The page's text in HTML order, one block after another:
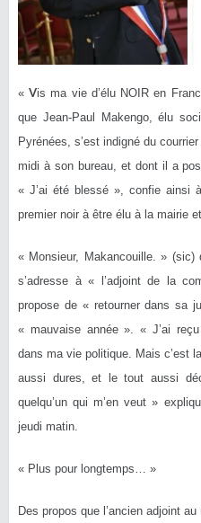
«Vis ma vie d’élu NOIR en
que Jean-Paul Makengo, élu
Pyrénées, s’est indigné du
midi à son bureau, et dont il a
« J’ai été blessé », confie ainsi
premier noir à être élu à la mairie
« Monsieur, Makancouille. »
s’adresse à « l’adjoint de la
propose de « retourner dans sa
« mauvaise année ». « J’ai
dans ma vie politique. Mais c’est
aussi dures, et le tout aussi
quelqu’un qui m’en veut »
jeudi matin.
« Plus pour longtemps… »
Des propos que l’ancien adjoint